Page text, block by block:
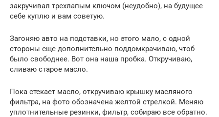
закручивал трехлапым ключом (неудобно), на будущее
себе куплю и вам советую.
Загоняю авто на подставки, но этого мало, с одной
стороны еще дополнительно поддомкрачиваю, чтоб
было свободнее. Вот она наша пробка. Откручиваю,
сливаю старое масло.
Пока стекает масло, откручиваю крышку масляного
фильтра, на фото обозначена желтой стрелкой. Меняю
уплотнительные резинки, фильтр, собираю все обратно.